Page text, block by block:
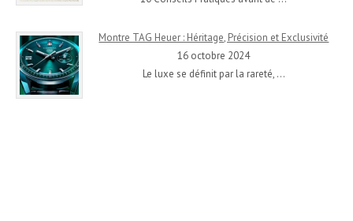
Montre TAG Heuer : Héritage, Précision et Exclusivité
16 octobre 2024
Le luxe se définit par la rareté, …